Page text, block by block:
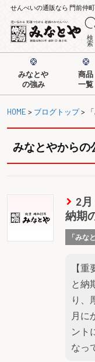
せんべいの通販なら 門前仲
検
索
みなとや
の強み
商品
一覧
HOME > ブログトップ>
みなとやからの
2
納期
「みな
【
と納
り、
月に
ント
なっ